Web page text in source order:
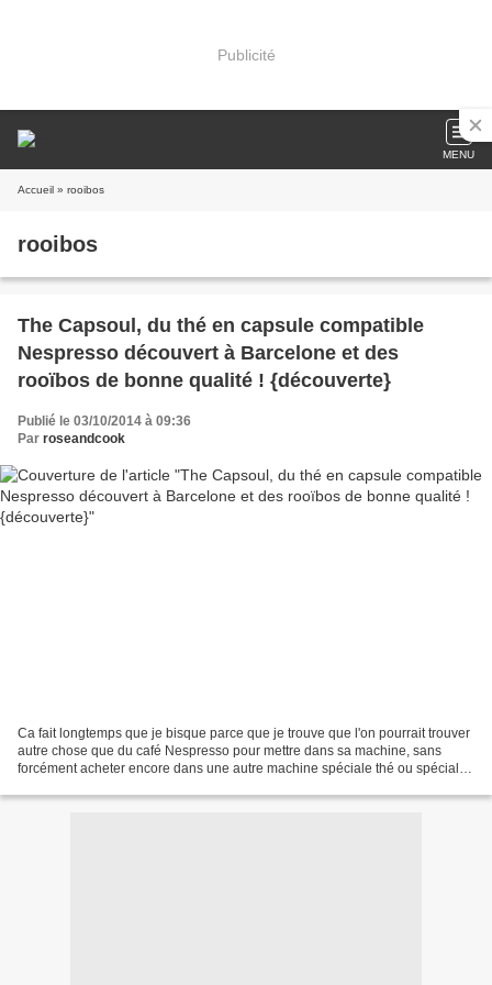
Publicité
MENU
Accueil » rooibos
rooibos
The Capsoul, du thé en capsule compatible
Nespresso découvert à Barcelone et des
rooïbos de bonne qualité ! {découverte}
Publié le 03/10/2014 à 09:36
Par roseandcook
Ca fait longtemps que je bisque parce que je trouve que l'on pourrait trouver
autre chose que du café Nespresso pour mettre dans sa machine, sans
forcément acheter encore dans une autre machine spéciale thé ou spéciale